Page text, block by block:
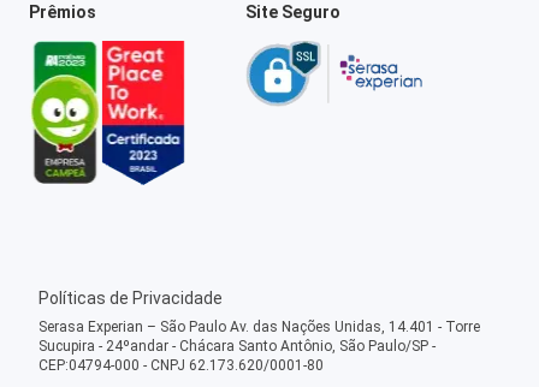
Prêmios Site Seguro
Políticas de Privacidade
Serasa Experian – São Paulo Av. das Nações Unidas, 14.401 - Torre
Sucupira - 24ºandar - Chácara Santo Antônio, São Paulo/SP -
CEP:04794-000 - CNPJ 62.173.620/0001-80